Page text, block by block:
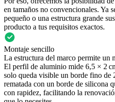
en tamaños no convencionales. Ya
pequeño o una estructura grande
producto a tus requisitos exactos.
Montaje sencillo
La estructura del marco permite un
El perfil de aluminio mide 6,5 × 2
solo queda visible un borde fino de
rematada con un borde de silicona
con rapidez, facilitando la